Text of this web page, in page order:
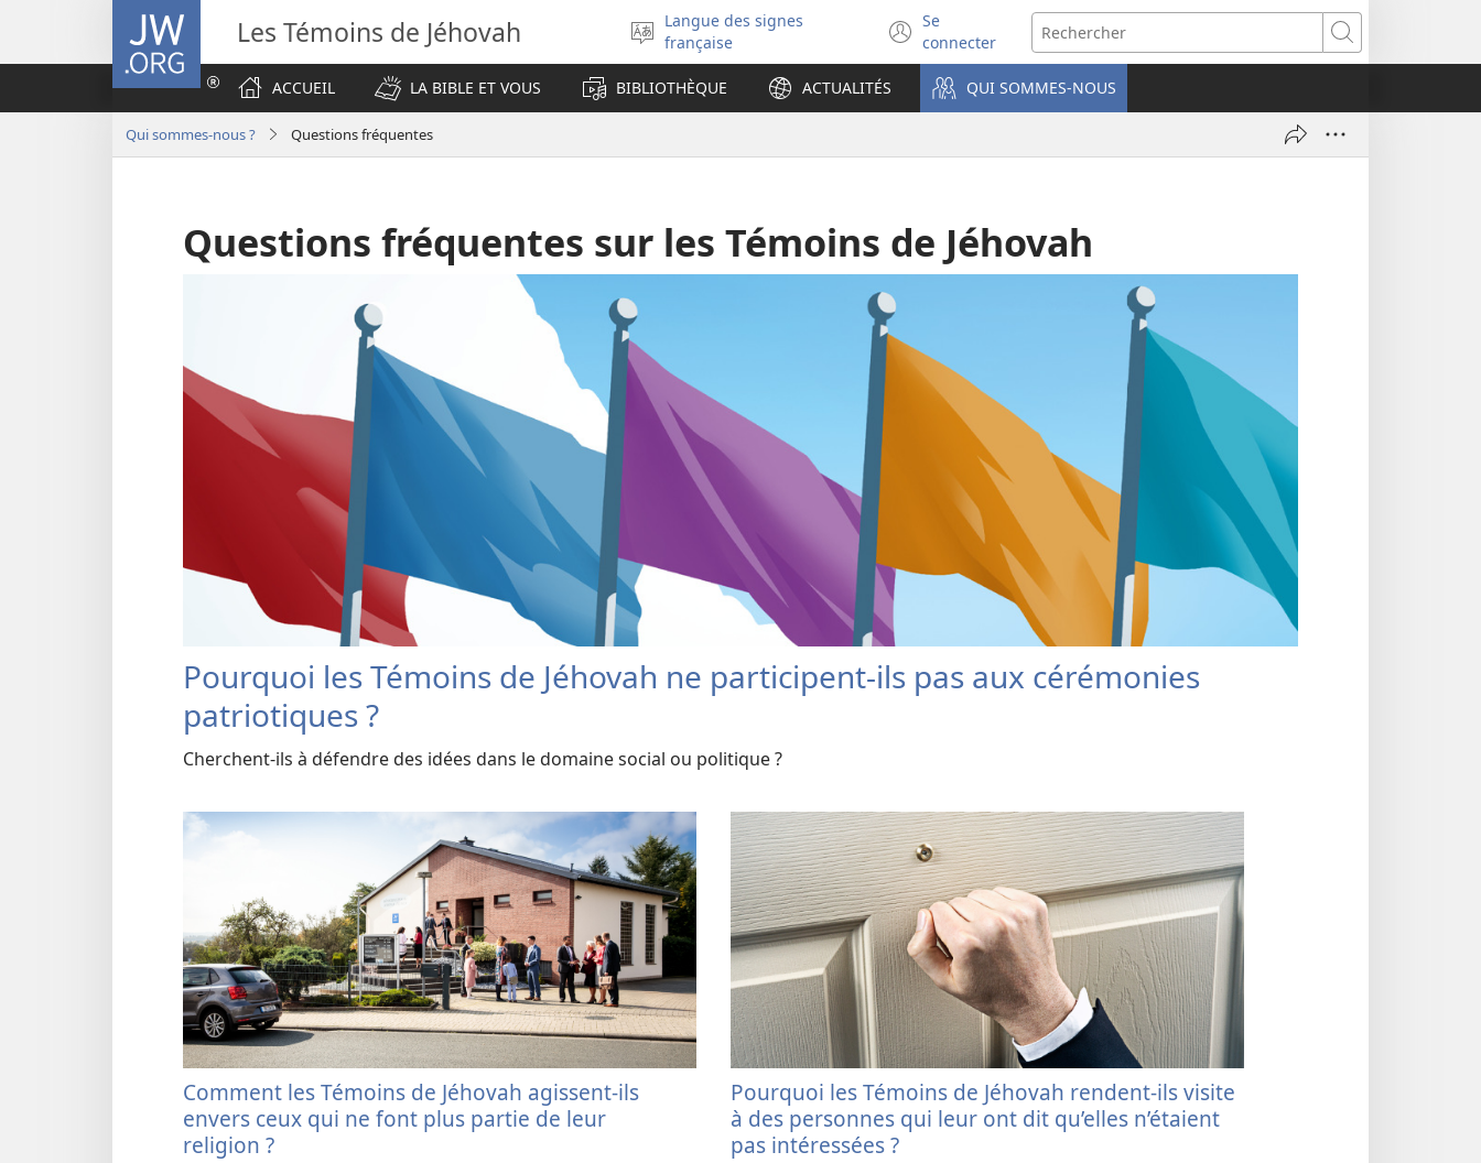
JW.ORG
Les Témoins de Jéhovah
la
langue
Langue des signes
française
Se
connecter
(ouvre
une
nouvelle
fenêtre)
Rechercher
ACCUEIL LA BIBLE ET VOUS BIBLIOTHÈQUE ACTUALITÉS QUI SOMMES-NOUS
Qui sommes-nous ? Questions fréquentes
Questions fréquentes sur les Témoins de Jéhovah
Pourquoi les Témoins de Jéhovah ne participent-ils pas aux cérémonies
patriotiques ?
Cherchent-ils à défendre des idées dans le domaine social ou politique ?
Comment les Témoins de Jéhovah agissent-ils
envers ceux qui ne font plus partie de leur
religion ?
Pourquoi les Témoins de Jéhovah rendent-​ils visite
à des personnes qui leur ont dit qu’elles n’étaient
pas intéressées ?